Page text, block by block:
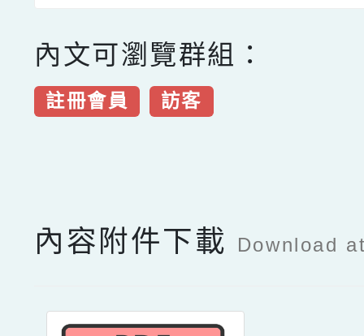
內文可瀏覽群組：
註冊會員 訪客
內容附件下載 Download